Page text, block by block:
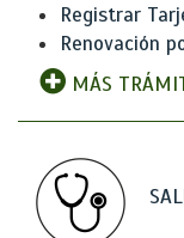
Registrar
Renovación
MÁS